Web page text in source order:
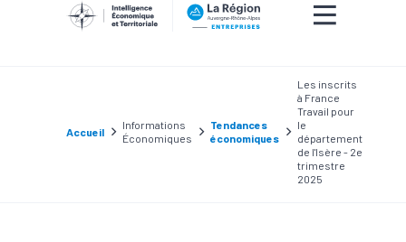
Accueil
Informations
Économiques
Tendances
économiques
Les inscrits
à France
Travail pour
le
département
de l'Isère - 2e
trimestre
2025